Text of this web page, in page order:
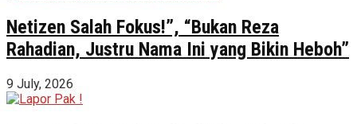
Netizen Salah Fokus!”, “Bukan Reza
Rahadian, Justru Nama Ini yang Bikin Heboh”
9 July, 2026